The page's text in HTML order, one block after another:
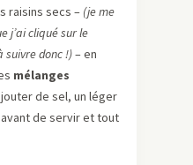
raisins secs – (je me
j’ai cliqué sur le
donc !)– en
mélanges
de sel, un léger
de servir et tout